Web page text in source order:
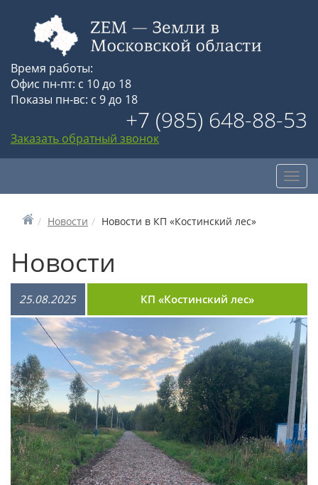
Время работы:
Офис пн-пт: с 10 до 18
Показы пн-вс: с 9 до 18
+7 (985) 648-88-53
Заказать обратный звонок
Новости Новости в КП «Костинский лес»
Новости
25.08.2025 КП «Костинский лес»